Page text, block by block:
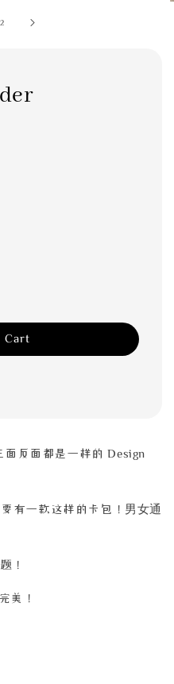
2
Cart
反面都是一样的 Design
有一款这样的卡包！ 男女通
！
完美！